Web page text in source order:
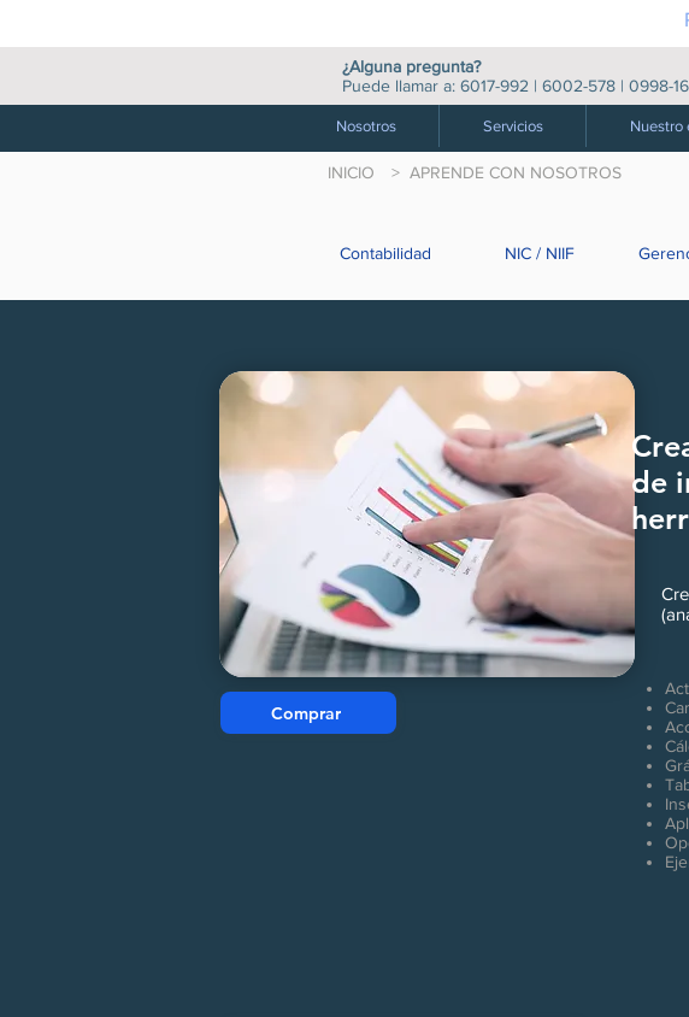
Nosotros Servicios Nuestro
¿Alguna pregunta?
Puede llamar a: 6017-992 | 6002-578 | 0998-
INICIO > APRENDE CON NOSOTROS
Contabilidad NIC / NIIF
Comprar
de